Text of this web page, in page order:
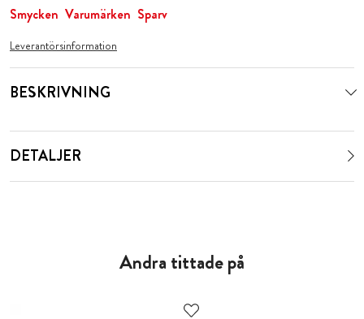
Smycken Varumärken Sparv
Leverantörsinformation
BESKRIVNING
DETALJER
Andra tittade på